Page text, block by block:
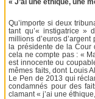
« J’ai une éthique, une
Qu’importe si deux
tant qu’« instigatrice »
millions d’euros
la présidente de la Cour
cela ne compte pas : «
est innocente ou
mêmes faits, dont Louis
Le Pen de 2013 qui
condamnés pour des
clamant « j’ai une